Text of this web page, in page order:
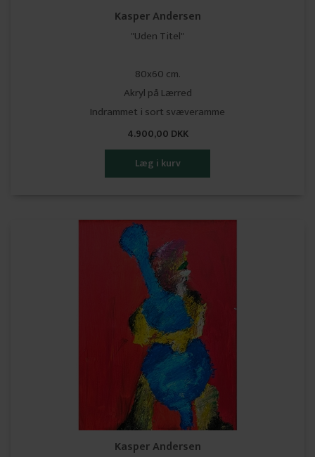
Kasper Andersen
"Uden Titel"
80x60 cm.
Akryl på Lærred
Indrammet i sort svæveramme
4.900,00 DKK
Kasper Andersen